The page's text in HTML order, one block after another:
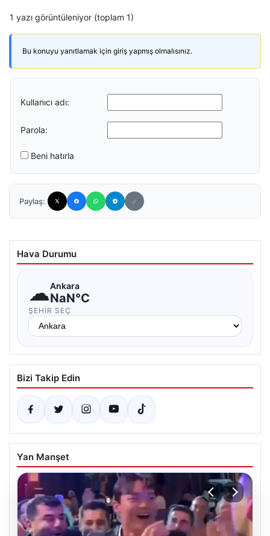
1 yazı görüntüleniyor (toplam 1)
Bu konuyu yanıtlamak için giriş yapmış olmalısınız.
Kullanıcı adı:
Parola:
Beni hatırla
Paylaş:
Hava Durumu
☁Ankara
NaN°C
ŞEHIR SEÇ
Bizi Takip Edin
Yan Manşet